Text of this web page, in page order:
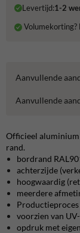
Levertijd:1-2
Volumekorting?
Aanvullende
Aanvullende
Officieel aluminium
rand.
bordrand
achterzijde
hoogwaardig
meerdere
voorzien van
opdruk met